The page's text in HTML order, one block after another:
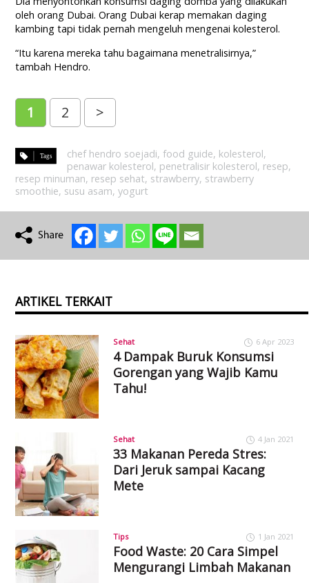
oleh orang Dubai. Orang Dubai kerap memakan daging
kambing tapi tidak pernah mengeluh mengenai kolesterol.
“Itu karena mereka tahu bagaimana menetralisirnya,”
tambah Hendro.
1 2 >
chef hendro soejadi,food guide, kolesterol,
penawar kolesterol, penetralisir kolesterol, resep,
resep minuman, resep sehat, strawberry, strawberry
smoothie, susu asam,yogurt
ARTIKEL TERKAIT
Sehat 6 Apr 2023
4 Dampak Buruk Konsumsi
Gorengan yang Wajib Kamu
Tahu!
Sehat 4 Jan 2021
33 Makanan Pereda Stres:
Dari Jeruk sampai Kacang
Mete
Tips 1 Jan 2021
Food Waste: 20 Cara Simpel
Mengurangi Limbah Makanan